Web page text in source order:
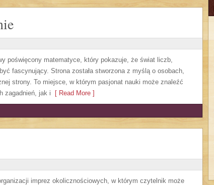
poświęcony matematyce, który pokazuje, że świat liczb,
fascynujący. Strona została stworzona z myślą o osobach,
strony. To miejsce, w którym pasjonat nauki może znaleźć
zagadnień, jak i [ Read More ]
imprez okolicznościowych, w którym czytelnik może